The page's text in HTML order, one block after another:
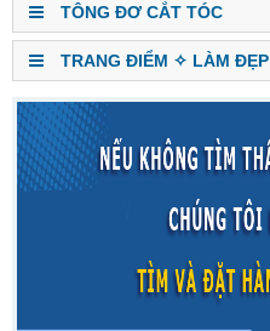
TÔNG ĐƠ CẮT TÓC
TRANG ĐIỂM ✧ LÀM ĐẸP